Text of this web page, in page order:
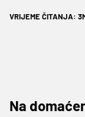
VRIJEME ČITANJA:
Na